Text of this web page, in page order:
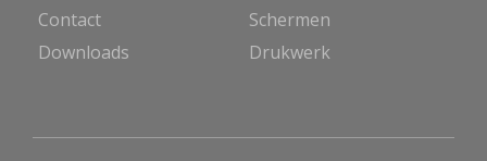
Contact
Downloads
Schermen
Drukwerk